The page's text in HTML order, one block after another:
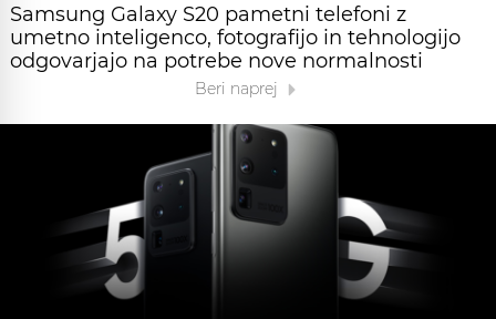
Samsung Galaxy S20 pametni telefoni z
umetno inteligenco, fotografijo in tehnologijo
odgovarjajo na potrebe nove normalnosti
Beri naprej